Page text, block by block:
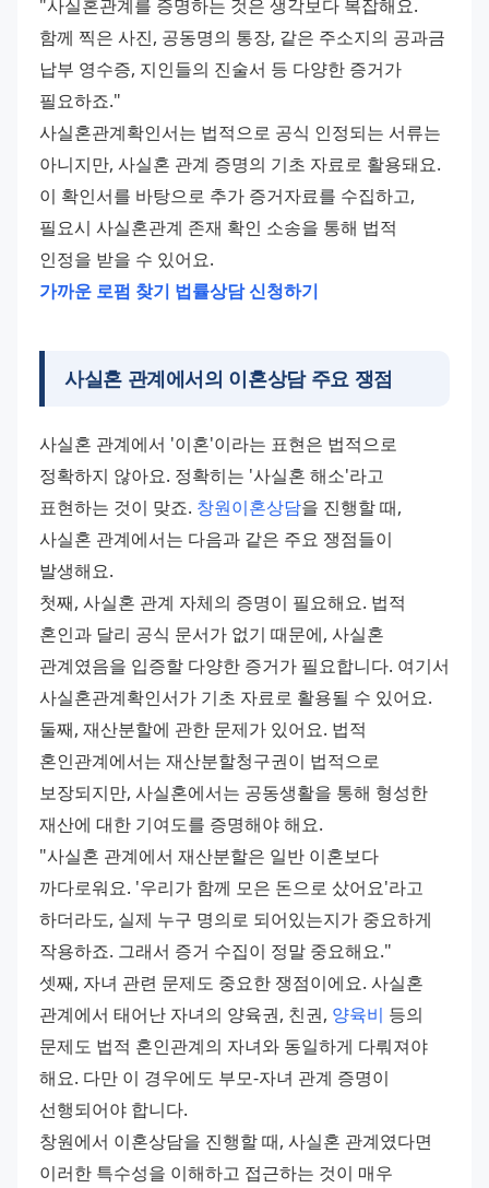
"사실혼관계를 증명하는 것은 생각보다 복잡해요.
함께 찍은 사진, 공동명의 통장, 같은 주소지의 공과금
납부 영수증, 지인들의 진술서 등 다양한 증거가
필요하죠."
사실혼관계확인서는 법적으로 공식 인정되는 서류는
아니지만, 사실혼 관계 증명의 기초 자료로 활용돼요.
이 확인서를 바탕으로 추가 증거자료를 수집하고,
필요시 사실혼관계 존재 확인 소송을 통해 법적
인정을 받을 수 있어요.
가까운 로펌 찾기 법률상담 신청하기
사실혼 관계에서의 이혼상담 주요 쟁점
사실혼 관계에서 '이혼'이라는 표현은 법적으로
정확하지 않아요. 정확히는 '사실혼 해소'라고
표현하는 것이 맞죠. 창원이혼상담을 진행할 때,
사실혼 관계에서는 다음과 같은 주요 쟁점들이
발생해요.
첫째, 사실혼 관계 자체의 증명이 필요해요. 법적
혼인과 달리 공식 문서가 없기 때문에, 사실혼
관계였음을 입증할 다양한 증거가 필요합니다. 여기서
사실혼관계확인서가 기초 자료로 활용될 수 있어요.
둘째, 재산분할에 관한 문제가 있어요. 법적
혼인관계에서는 재산분할청구권이 법적으로
보장되지만, 사실혼에서는 공동생활을 통해 형성한
재산에 대한 기여도를 증명해야 해요.
"사실혼 관계에서 재산분할은 일반 이혼보다
까다로워요. '우리가 함께 모은 돈으로 샀어요'라고
하더라도, 실제 누구 명의로 되어있는지가 중요하게
작용하죠. 그래서 증거 수집이 정말 중요해요."
셋째, 자녀 관련 문제도 중요한 쟁점이에요. 사실혼
관계에서 태어난 자녀의 양육권, 친권, 양육비 등의
문제도 법적 혼인관계의 자녀와 동일하게 다뤄져야
해요. 다만 이 경우에도 부모-자녀 관계 증명이
선행되어야 합니다.
창원에서 이혼상담을 진행할 때, 사실혼 관계였다면
이러한 특수성을 이해하고 접근하는 것이 매우